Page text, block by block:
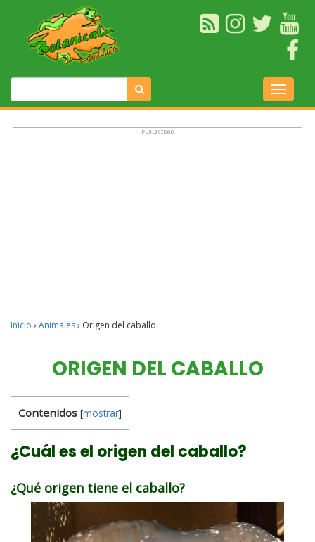
Inicio › Animales› Origen del caballo
ORIGEN DEL CABALLO
Contenidos [mostrar]
¿Cuál es el origen del caballo?
¿Qué origen tiene el caballo?